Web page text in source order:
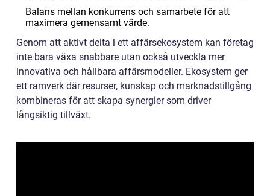
Balans mellan konkurrens och samarbete för att
maximera gemensamt värde.
Genom att aktivt delta i ett affärsekosystem kan företag
inte bara växa snabbare utan också utveckla mer
innovativa och hållbara affärsmodeller. Ekosystem ger
ett ramverk där resurser, kunskap och marknadstillgång
kombineras för att skapa synergier som driver
långsiktig tillväxt.